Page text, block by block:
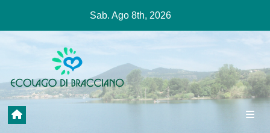
contenuto
Sab. Ago 8th, 2026